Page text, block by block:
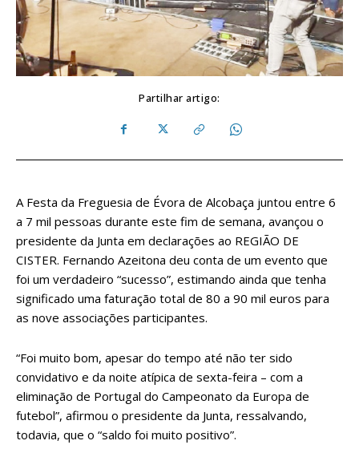
Partilhar artigo:
A Festa da Freguesia de Évora de Alcobaça juntou entre 6
a 7 mil pessoas durante este fim de semana, avançou o
presidente da Junta em declarações ao REGIÃO DE
CISTER. Fernando Azeitona deu conta de um evento que
foi um verdadeiro “sucesso”, estimando ainda que tenha
significado uma faturação total de 80 a 90 mil euros para
as nove associações participantes.
“Foi muito bom, apesar do tempo até não ter sido
convidativo e da noite atípica de sexta-feira – com a
eliminação de Portugal do Campeonato da Europa de
futebol”, afirmou o presidente da Junta, ressalvando,
todavia, que o “saldo foi muito positivo”.